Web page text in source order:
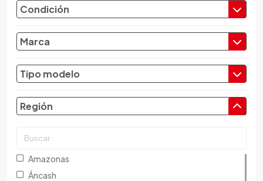
Condición
Marca
Tipo modelo
Región
Amazonas
Áncash